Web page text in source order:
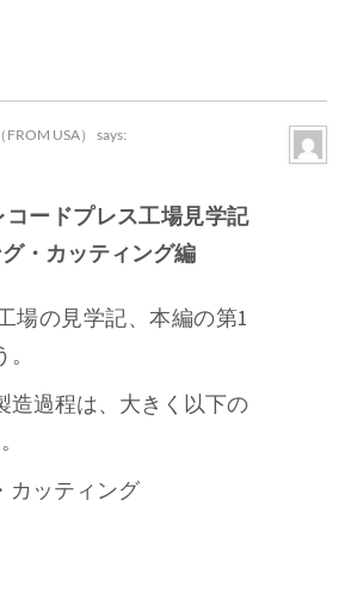
USA）
says:
コードプレス工場見学記
グ・カッティング編
場の見学記、本編の第1
造過程は、大きく以下の
カッティング